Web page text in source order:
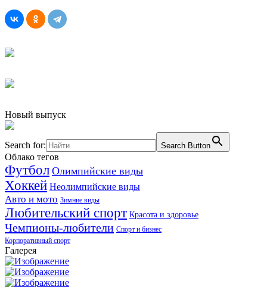
Новый выпуск
Search for: Search Button
Облако тегов
Футбол Олимпийские виды
Хоккей Неолимпийские виды
Авто и мото Зимние виды
Любительский спорт Красота и здоровье
Чемпионы-любители Спорт и бизнес
Корпоративный спорт
Галерея